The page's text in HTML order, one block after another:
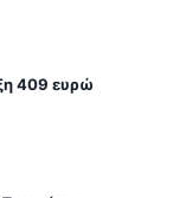
409 ευρώ